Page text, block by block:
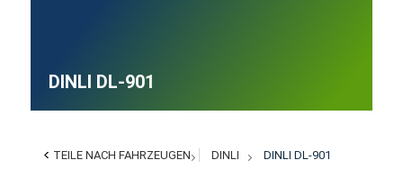
DINLI DL-901
TEILE NACH FAHRZEUGEN DINLI DINLI DL-901